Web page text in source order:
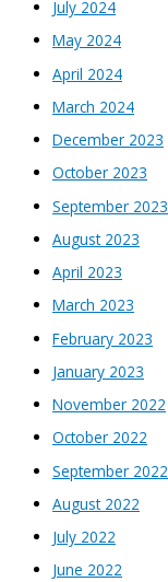
July 2024
May 2024
April 2024
March 2024
December 2023
October 2023
September 2023
August 2023
April 2023
March 2023
February 2023
January 2023
November 2022
October 2022
September 2022
August 2022
July 2022
June 2022